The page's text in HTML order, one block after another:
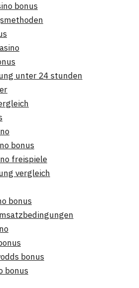
bonus
unter 24 stunden
bonus
freispiele
vergleich
bonus
bonus
bonus